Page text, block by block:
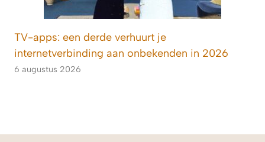
TV-apps: een derde verhuurt je
internetverbinding aan onbekenden in 2026
6 augustus 2026